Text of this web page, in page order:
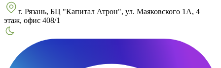
г. Рязань, БЦ "Капитал Атрон", ул. Маяковского 1А, 4
этаж, офис 408/1